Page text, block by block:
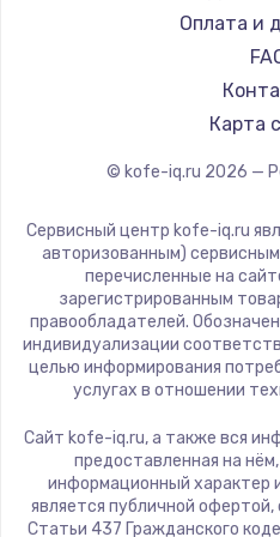
Ремонт
ROCKET
RED
Bravilor
Оплата и
Карта
© kofe-iq.ru 2026 —
Сервисный центр kofe-iq.ru
авторизованным)
перечисленные на
зарегистрированным
правообладателей.
индивидуализации
целью информирования
услугах в отношении
Сайт kofe-iq.ru, а также вся
предоставленная на
информационный характер
является публичной
Статьи 437 Гражданского